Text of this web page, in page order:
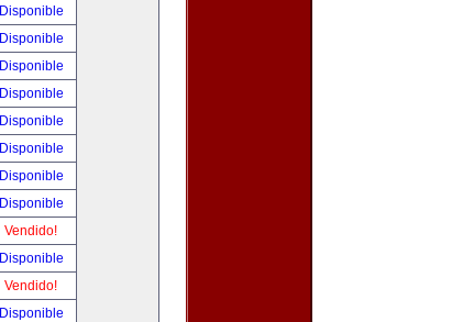
Disponible
Disponible
Disponible
Disponible
Disponible
Disponible
Disponible
Disponible
Vendido!
Disponible
Vendido!
Disponible